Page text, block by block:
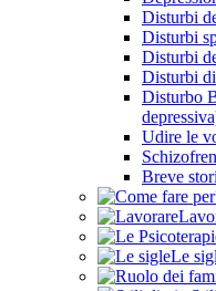
Disturbi
Disturbi
Disturbi
Disturbi
Disturbo
Udire le
Breve
Le